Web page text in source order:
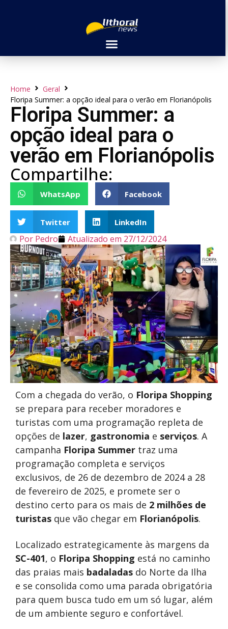
Home
Geral
Floripa Summer: a opção ideal para o verão em Florianópolis
Floripa Summer: a
opção ideal para o
verão em Florianópolis
Compartilhe:
WhatsApp Facebook
Twitter LinkedIn
Por Pedro Atualizado em 27/12/2024
Com a chegada do verão, o Floripa Shopping
se prepara para receber moradores e
turistas com uma programação repleta de
opções de lazer, gastronomia e serviços. A
campanha Floripa Summer traz uma
programação completa e serviços
exclusivos, de 26 de dezembro de 2024 a 28
de fevereiro de 2025, e promete ser o
destino certo para os mais de 2 milhões de
turistas que vão chegar em Florianópolis.
Localizado estrategicamente às margens da
SC-401, o Floripa Shopping está no caminho
das praias mais badaladas do Norte da Ilha
e se consolida como uma parada obrigatória
para quem busca tudo em um só lugar, além
de um ambiente seguro e confortável.